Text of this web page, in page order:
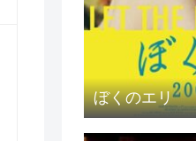
ぼくのエリ